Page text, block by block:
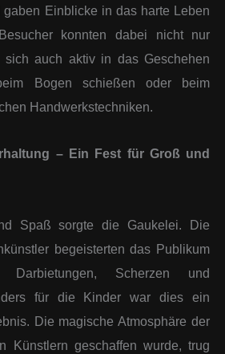
Einblicke in das harte Leben
konnten dabei nicht nur
sich auch aktiv in das Geschehen
Bogen schießen oder beim
Handwerkstechniken.
– Ein Fest für Groß und
Spaß sorgte die Gaukelei. Die
begeisterten das Publikum
Darbietungen, Scherzen und
für die Kinder war dies ein
Die magische Atmosphäre der
Künstlern geschaffen wurde, trug